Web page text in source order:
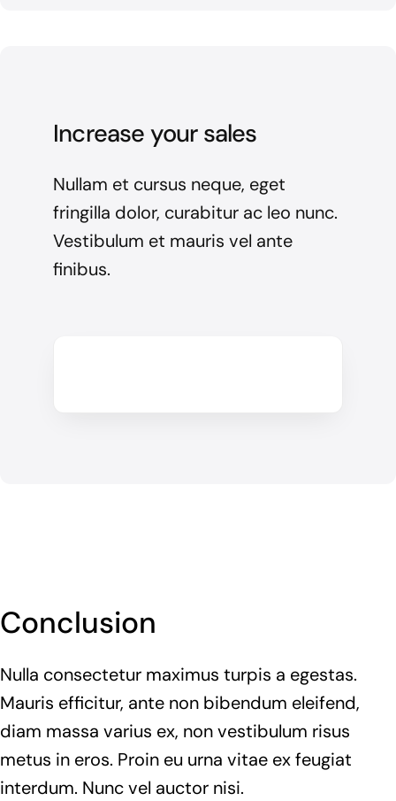
Increase your sales
Nullam et cursus neque, eget
fringilla dolor, curabitur ac leo nunc.
Vestibulum et mauris vel ante
finibus.
Conclusion
Nulla consectetur maximus turpis a egestas.
Mauris efficitur, ante non bibendum eleifend,
diam massa varius ex, non vestibulum risus
metus in eros. Proin eu urna vitae ex feugiat
interdum. Nunc vel auctor nisi.